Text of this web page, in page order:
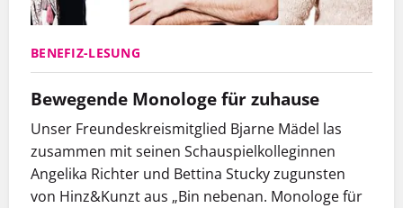
BENEFIZ-LESUNG
Bewegende Monologe für zuhause
Unser Freundeskreismitglied Bjarne Mädel las
zusammen mit seinen Schauspielkolleginnen
Angelika Richter und Bettina Stucky zugunsten
von Hinz&Kunzt aus „Bin nebenan. Monologe für